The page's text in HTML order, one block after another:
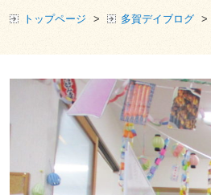
トップページ > 多賀デイブログ >